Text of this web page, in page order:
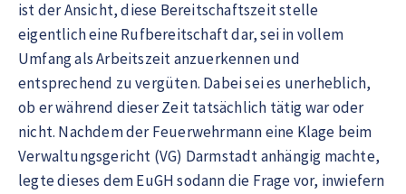
ist der Ansicht, diese Bereitschaftszeit stelle
eigentlich eine Rufbereitschaft dar, sei in vollem
Umfang als Arbeitszeit anzuerkennen und
entsprechend zu vergüten. Dabei sei es unerheblich,
ob er während dieser Zeit tatsächlich tätig war oder
nicht. Nachdem der Feuerwehrmann eine Klage beim
Verwaltungsgericht (VG) Darmstadt anhängig machte,
legte dieses dem EuGH sodann die Frage vor, inwiefern